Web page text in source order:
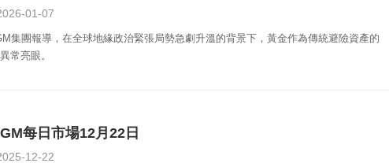
01-07
集團報導，在全球地緣政治緊張局勢急劇升溫的背景下，黃金作為傳統避險資產的
常亮眼。
每日市場12月22日
12-22